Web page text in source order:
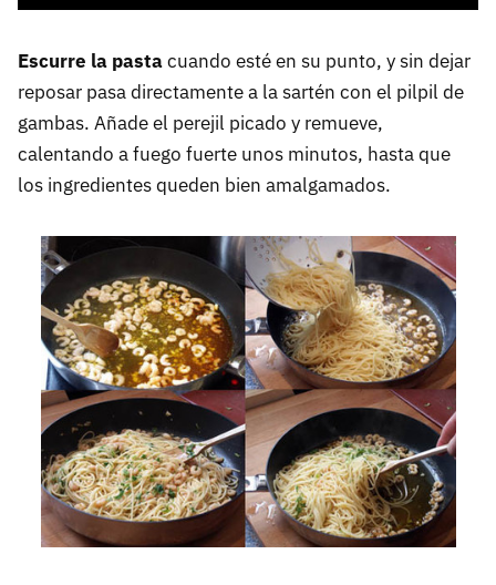
Escurre la pastacuando esté en su punto, y sin dejar
reposar pasa directamente a la sartén con el pilpil de
gambas. Añade el perejil picado y remueve,
calentando a fuego fuerte unos minutos, hasta que
los ingredientes queden bien amalgamados.